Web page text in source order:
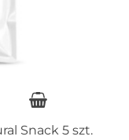
Snack 5 szt.